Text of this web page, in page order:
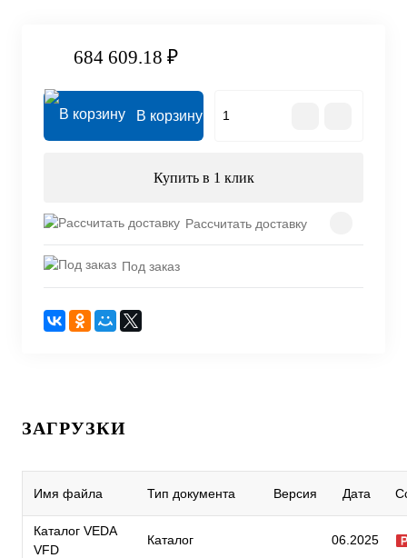
684 609.18 ₽
В корзину
Купить в 1 клик
Рассчитать доставку
Под заказ
ЗАГРУЗКИ
Имя файла Тип документа Версия Дата
Каталог VEDA
VFD
Каталог 06.2025